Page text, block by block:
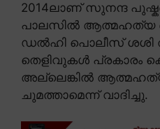
2014ലാണ് സുനന്ദ
പാലസിൽ ആത്മഹത്യ
ഡൽഹി പൊലീസ് ശശി
തെളിവുകൾ പ്രകാരം
അല്ലെങ്കിൽ
ചുമത്താമെന്ന് വാദിച്ചു.